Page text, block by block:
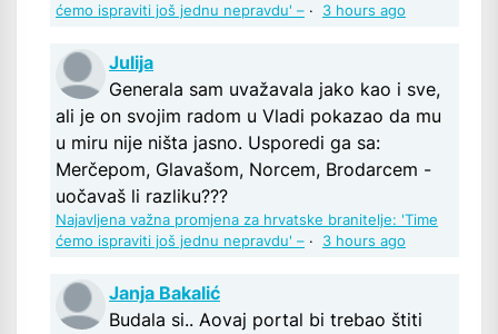
ćemo ispraviti još jednu nepravdu' – · 3 hours ago
Julija
Generala sam uvažavala jako kao i sve,
ali je on svojim radom u Vladi pokazao da mu
u miru nije ništa jasno. Usporedi ga sa:
Merčepom, Glavašom, Norcem, Brodarcem -
uočavaš li razliku???
Najavljena važna promjena za hrvatske branitelje: 'Time
ćemo ispraviti još jednu nepravdu' – · 3 hours ago
Janja Bakalić
Budala si.. Aovaj portal bi trebao štiti